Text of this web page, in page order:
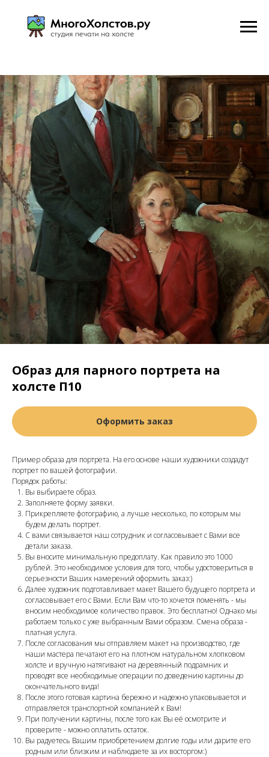
Образ для парного портрета на
холсте П10
Оформить заказ
Пример образа для портрета. На его основе наши художники создадут
портрет по вашей фотографии.
Порядок работы:
Вы выбираете образ.
Заполняете форму заявки.
Прикрепляете фотографию, а лучше несколько, по которым мы
будем делать портрет.
С вами связывается наш сотрудник и согласовывает с Вами все
детали заказа.
Вы вносите минимальную предоплату. Как правило это 1000
рублей. Это необходимое условия для того, чтобы удостовериться в
серьезности Ваших намерений оформить заказ:)
Далее художник подготавливает макет Вашего будущего портрета и
согласовывает его с Вами. Если Вам что-то хочется поменять - мы
вносим необходимое количество правок. Это бесплатно! Однако мы
работаем только с уже выбранным Вами образом. Смена образа -
платная услуга.
После согласования мы отправляем макет на производство, где
наши мастера печатают его на плотном натуральном хлопковом
холсте и вручную натягивают на деревянный подрамник и
проводят все необходимые операции по доведению картины до
окончательного вида!
После этого готовая картина бережно и надежно упаковывается и
отправляется транспортной компанией к Вам!
При получении картины, после того как Вы её осмотрите и
проверите - можно оплатить остаток.
Вы радуетесь Вашим приобретением долгие годы или дарите его
родным или близким и наблюдаете за их восторгом:)